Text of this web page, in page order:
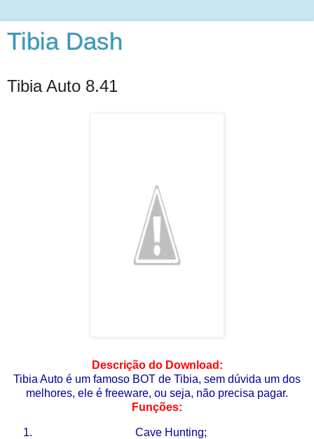
Tibia Dash
Tibia Auto 8.41
Descrição do Download:
Tibia Auto é um famoso BOT de Tibia, sem dúvida um dos
melhores, ele é freeware, ou seja, não precisa pagar.
Funções:
Cave Hunting;